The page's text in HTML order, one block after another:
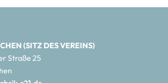
(SITZ DES VEREINS)
Straße 25